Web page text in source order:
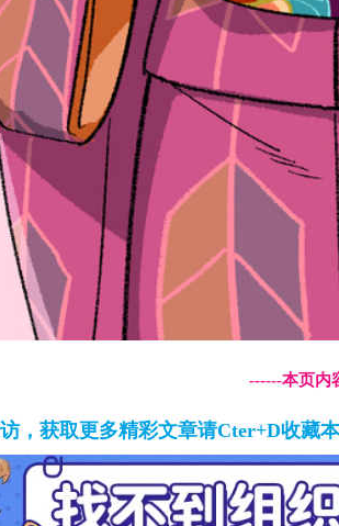
------本页内
，获取更多精彩文章请Cter+D收藏本